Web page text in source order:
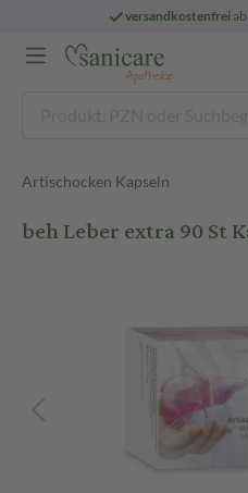
versandkostenfrei
Artischocken Kapseln
beh Leber extra 90 St